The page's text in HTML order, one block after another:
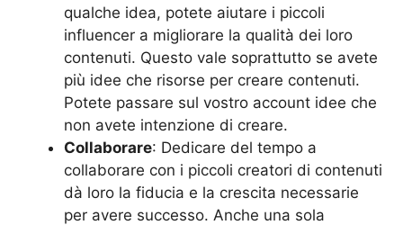
qualche idea, potete aiutare i piccoli
influencer a migliorare la qualità dei loro
contenuti. Questo vale soprattutto se avete
più idee che risorse per creare contenuti.
Potete passare sul vostro account idee che
non avete intenzione di creare.
Collaborare: Dedicare del tempo a
collaborare con i piccoli creatori di contenuti
dà loro la fiducia e la crescita necessarie
per avere successo. Anche una sola